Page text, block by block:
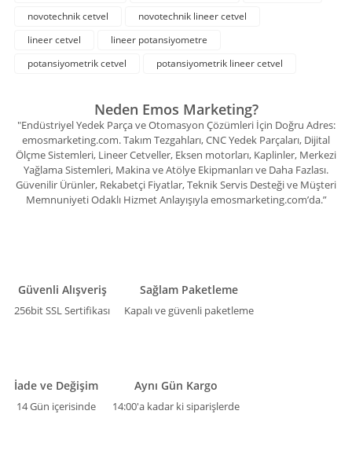
novotechnik cetvel
novotechnik lineer cetvel
lineer cetvel
lineer potansiyometre
potansiyometrik cetvel
potansiyometrik lineer cetvel
Neden Emos Marketing?
"Endüstriyel Yedek Parça ve Otomasyon Çözümleri İçin Doğru Adres:
emosmarketing.com. Takım Tezgahları, CNC Yedek Parçaları, Dijital
Ölçme Sistemleri, Lineer Cetveller, Eksen motorları, Kaplinler, Merkezi
Yağlama Sistemleri, Makina ve Atölye Ekipmanları ve Daha Fazlası.
Güvenilir Ürünler, Rekabetçi Fiyatlar, Teknik Servis Desteği ve Müşteri
Memnuniyeti Odaklı Hizmet Anlayışıyla emosmarketing.com’da.”
Güvenli Alışveriş
256bit SSL Sertifikası
Sağlam Paketleme
Kapalı ve güvenli paketleme
İade ve Değişim
14 Gün içerisinde
Aynı Gün Kargo
14:00'a kadar ki siparişlerde